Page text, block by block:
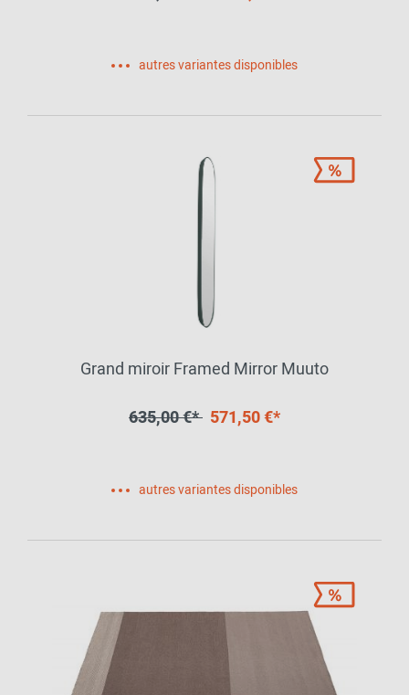
autres variantes disponibles
Grand miroir Framed Mirror Muuto
635,00 €* 571,50 €*
autres variantes disponibles